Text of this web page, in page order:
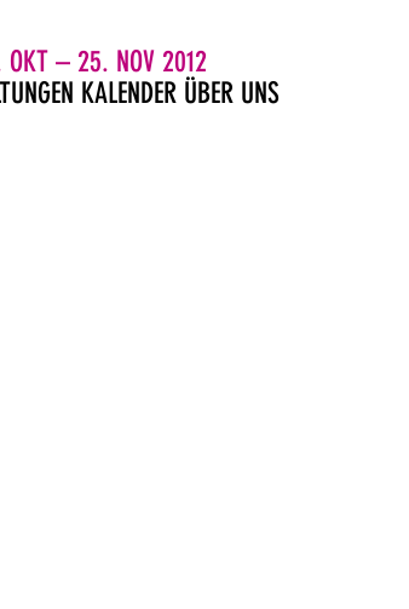
OKT – 25. NOV 2012
KALENDER ÜBER UNS